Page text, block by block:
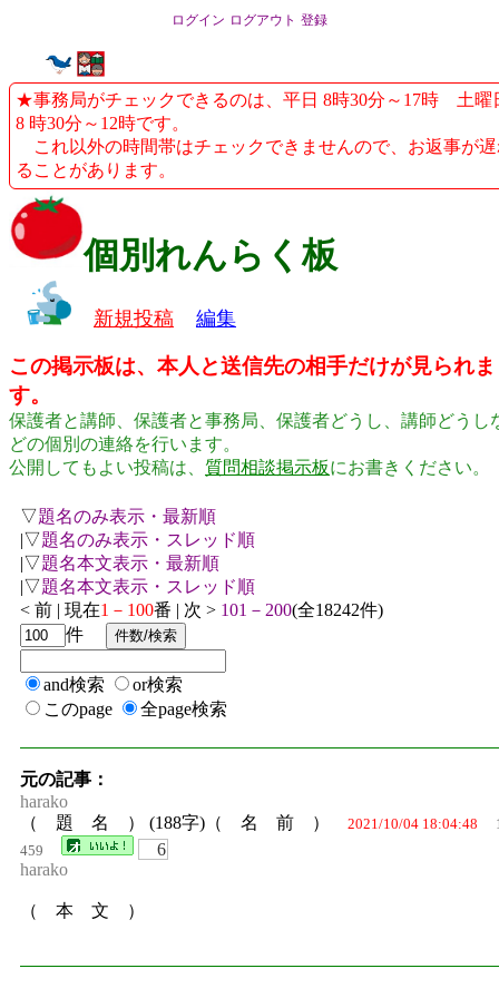
ログイン ログアウト 登録
★事務局がチェックできるのは、平日 8時30分～17時 土曜
8 時30分～12時です。
これ以外の時間帯はチェックできませんので、お返事が
ることがあります。
個別れんらく板
新規投稿 編集
この掲示板は、本人と送信先の相手だけが見られま
す。
保護者と講師、保護者と事務局、保護者どうし、講師どうし
どの個別の連絡を行います。
公開してもよい投稿は、 質問相談掲示板にお書きください。
▽題名のみ表示・最新順
|▽題名のみ表示・スレッド順
|▽題名本文表示・最新順
|▽題名本文表示・スレッド順
< 前 | 現在1－100番 | 次 > 101－200(全18242件)
件
and検索
or検索
このpage
全page検索
元の記事：
harako
（ 題 名 ） (188字)（ 名 前 ） 2021/10/04 18:04:48
459
6
harako
（ 本 文 ）